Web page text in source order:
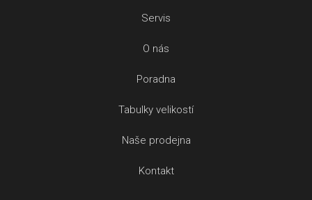
Servis
O nás
Poradna
Tabulky velikostí
Naše prodejna
Kontakt